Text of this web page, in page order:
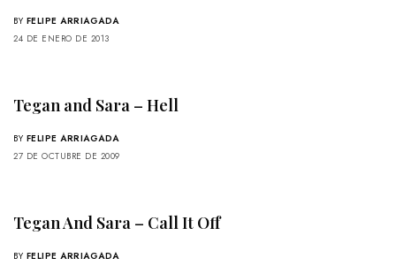
BY FELIPE ARRIAGADA
24 DE ENERO DE 2013
Tegan and Sara – Hell
BY FELIPE ARRIAGADA
27 DE OCTUBRE DE 2009
Tegan And Sara – Call It Off
BY FELIPE ARRIAGADA